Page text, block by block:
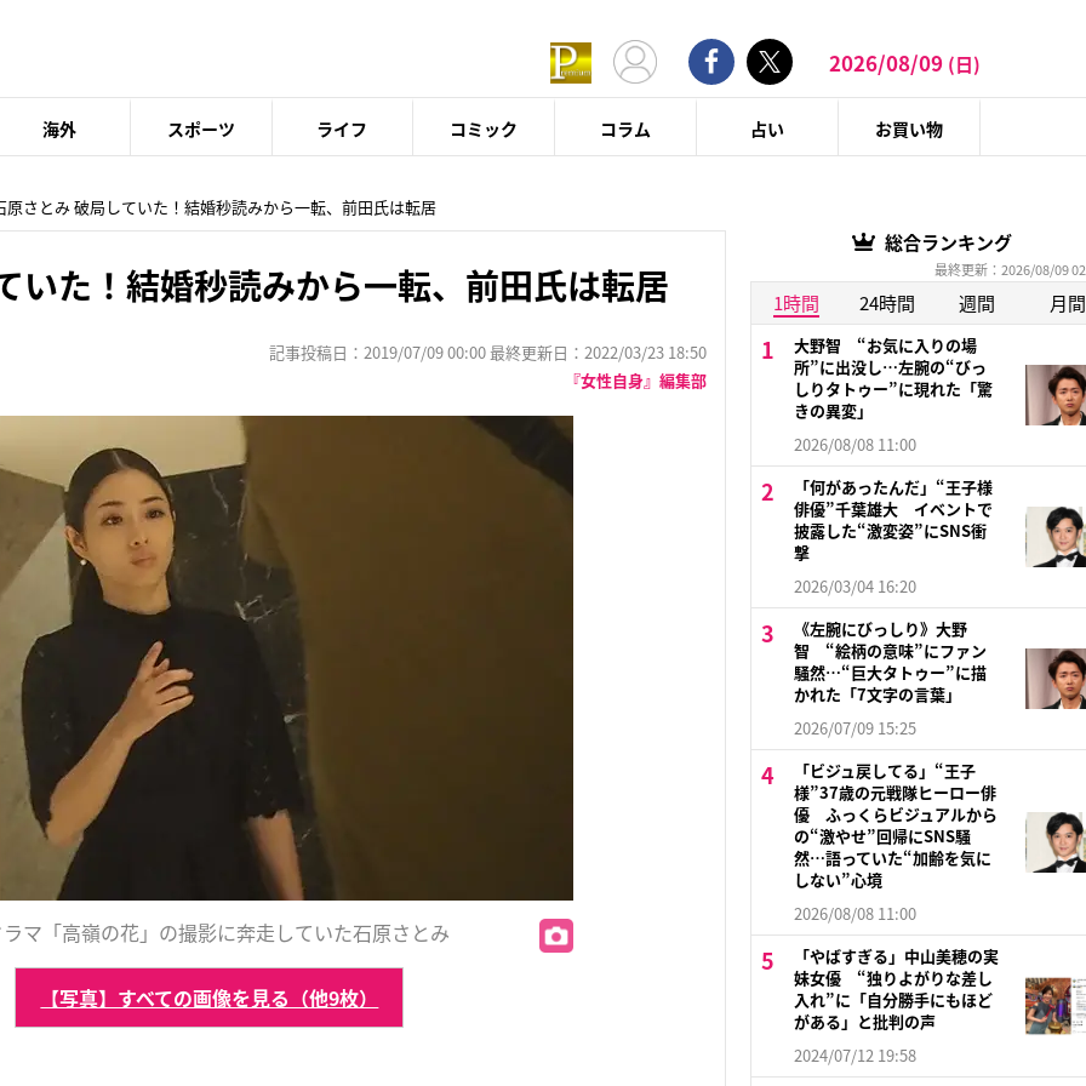
2026/08/09 (日)
海外 スポーツ ライフ コミック コラム 占い お買い物
原さとみ 破局していた！結婚秒読みから一転、前田氏は転居
いた！結婚秒読みから一転、前田氏は転居
記事投稿日：2019/07/09 00:00 最終更新日：2022/03/23 18:50
『女性自身』編集部
マ「高嶺の花」の撮影に奔走していた石原さとみ
【写真】すべての画像を見る（他9枚）
総合ランキング
最終更新：2026/08/09
1時間 24時間 週間 月間
大野智 “お気に入りの場
所”に出没し…左腕の“びっ
しりタトゥー”に現れた「驚
きの異変」
2026/08/08 11:00
「何があったんだ」“王子様
俳優”千葉雄大 イベントで
披露した“激変姿”にSNS衝
撃
2026/03/04 16:20
《左腕にびっしり》大野
智 “絵柄の意味”にファン
騒然…“巨大タトゥー”に描
かれた「7文字の言葉」
2026/07/09 15:25
「ビジュ戻してる」“王子
様”37歳の元戦隊ヒーロー俳
優 ふっくらビジュアルから
の“激やせ”回帰にSNS騒
然…語っていた“加齢を気に
しない”心境
2026/08/08 11:00
「やばすぎる」中山美穂の実
妹女優 “独りよがりな差し
入れ”に「自分勝手にもほど
がある」と批判の声
2024/07/12 19:58